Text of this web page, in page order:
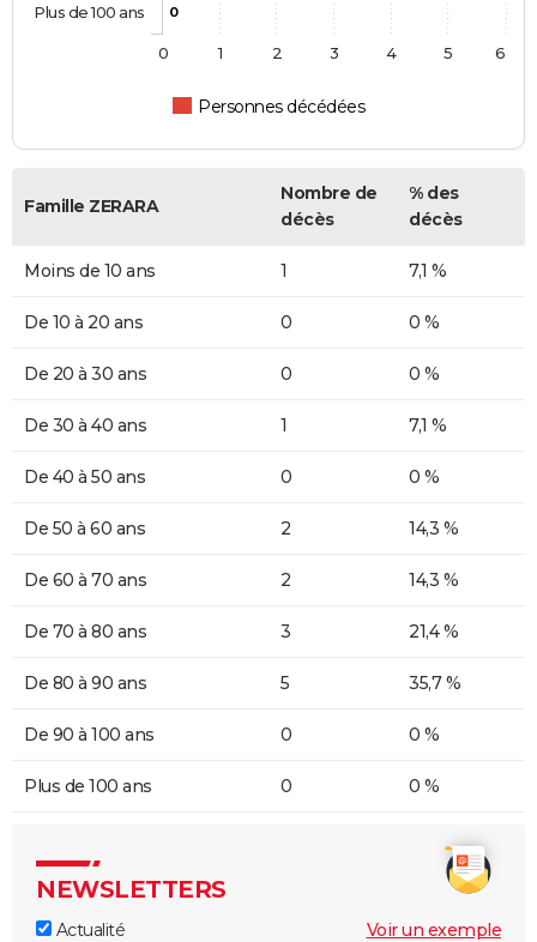
0
Personnes décédées
Plus de 100 ans
0 1 2 3 4 5 6
Famille ZERARA
Nombre de
décès
% des
décès
Moins de 10 ans 1 7,1 %
De 10 à 20 ans 0 0 %
De 20 à 30 ans 0 0 %
De 30 à 40 ans 1 7,1 %
De 40 à 50 ans 0 0 %
De 50 à 60 ans 2 14,3 %
De 60 à 70 ans 2 14,3 %
De 70 à 80 ans 3 21,4 %
De 80 à 90 ans 5 35,7 %
De 90 à 100 ans 0 0 %
Plus de 100 ans 0 0 %
NEWSLETTERS
Actualité
Voir un exemple